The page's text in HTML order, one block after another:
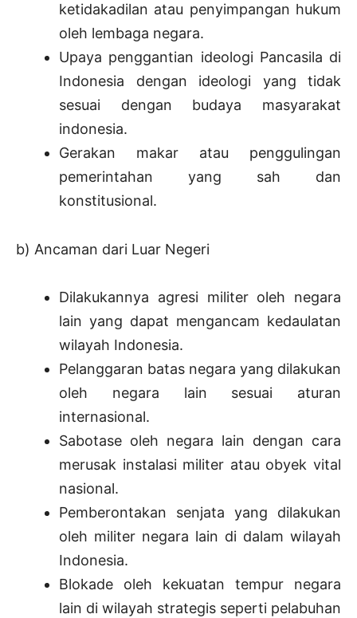
ketidakadilan atau penyimpangan hukum
oleh lembaga negara.
Upaya penggantian ideologi Pancasila di
Indonesia dengan ideologi yang tidak
sesuai dengan budaya masyarakat
indonesia.
Gerakan makar atau penggulingan
pemerintahan yang sah dan
konstitusional.
b) Ancaman dari Luar Negeri
Dilakukannya agresi militer oleh negara
lain yang dapat mengancam kedaulatan
wilayah Indonesia.
Pelanggaran batas negara yang dilakukan
oleh negara lain sesuai aturan
internasional.
Sabotase oleh negara lain dengan cara
merusak instalasi militer atau obyek vital
nasional.
Pemberontakan senjata yang dilakukan
oleh militer negara lain di dalam wilayah
Indonesia.
Blokade oleh kekuatan tempur negara
lain di wilayah strategis seperti pelabuhan